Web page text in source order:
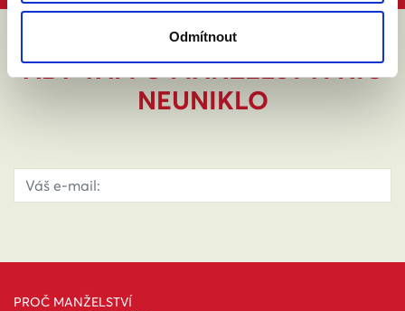
Odmítnout
ABY VÁM O MANŽELSTVÍ NIC
NEUNIKLO
PROČ MANŽELSTVÍ